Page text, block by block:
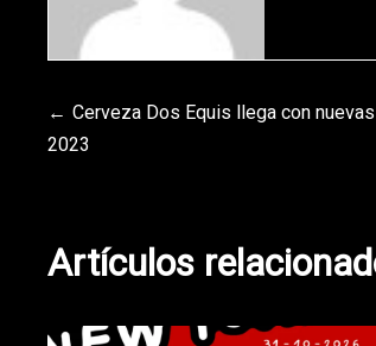
Navegación
entradas
Cerveza Dos Equis llega con
2023
Artículos